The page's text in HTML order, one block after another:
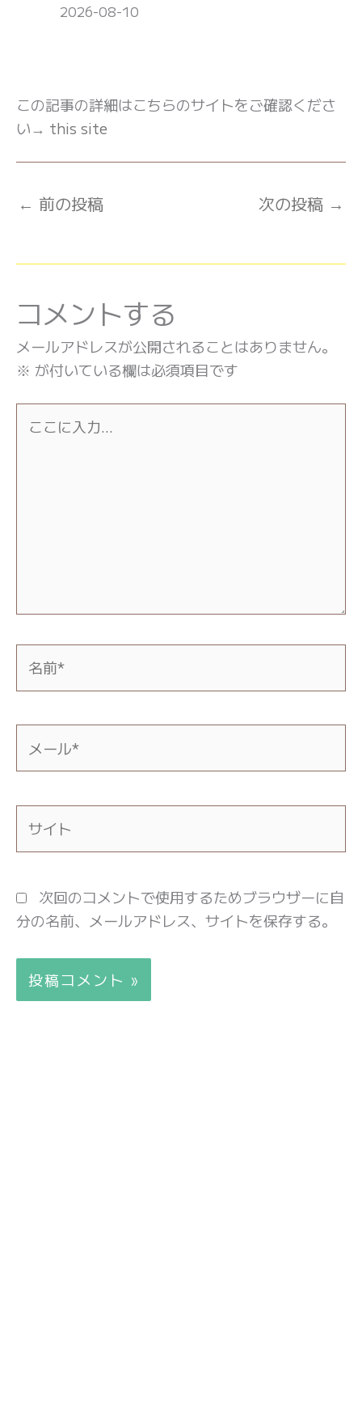
2026-08-10
この記事の詳細はこちらのサイトをご確認くださ
い→ this site
← 前の投稿 次の投稿 →
コメントする
メールアドレスが公開されることはありません。
※ が付いている欄は必須項目です
前
ー
*
次回のコメントで使用するためブラウザーに自
分の名前、メールアドレス、サイトを保存する。